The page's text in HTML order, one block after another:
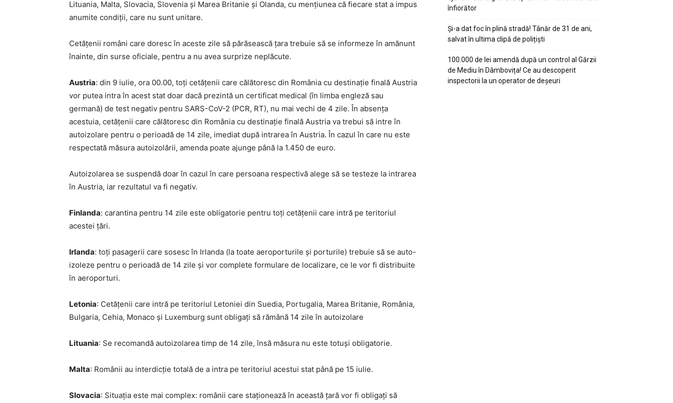
Lituania, Malta, Slovacia, Slovenia și Marea Britanie și Olanda, cu mențiunea că fiecare stat a impus
anumite condiții, care nu sunt unitare.
Cetățenii români care doresc în aceste zile să părăsească țara trebuie să se informeze în amănunt
înainte, din surse oficiale, pentru a nu avea surprize neplăcute.
Austria: din 9 iulie, ora 00.00, toți cetățenii care călătoresc din România cu destinație finală Austria
vor putea intra în acest stat doar dacă prezintă un certificat medical (în limba engleză sau
germană) de test negativ pentru SARS-CoV-2 (PCR, RT), nu mai vechi de 4 zile. În absența
acestuia, cetățenii care călătoresc din România cu destinație finală Austria va trebui să intre în
autoizolare pentru o perioadă de 14 zile, imediat după intrarea în Austria. În cazul în care nu este
respectată măsura autoizolării, amenda poate ajunge până la 1.450 de euro.
Autoizolarea se suspendă doar în cazul în care persoana respectivă alege să se testeze la intrarea
în Austria, iar rezultatul va fi negativ.
Finlanda: carantina pentru 14 zile este obligatorie pentru toți cetățenii care intră pe teritoriul
acestei țări.
Irlanda: toți pasagerii care sosesc în Irlanda (la toate aeroporturile și porturile) trebuie să se auto-
izoleze pentru o perioadă de 14 zile și vor complete formulare de localizare, ce le vor fi distribuite
în aeroporturi.
Letonia: Cetățenii care intră pe teritoriul Letoniei din Suedia, Portugalia, Marea Britanie, România,
Bulgaria, Cehia, Monaco și Luxemburg sunt obligați să rămână 14 zile în autoizolare
Lituania: Se recomandă autoizolarea timp de 14 zile, însă măsura nu este totuși obligatorie.
Malta: Românii au interdicție totală de a intra pe teritoriul acestui stat până pe 15 iulie.
Slovacia: Situația este mai complex: românii care staționează în această țară vor fi obligați să
înfiorător
Și-a dat foc în plină stradă! Tânăr de 31 de ani,
salvat în ultima clipă de polițiști
100.000 de lei amendă după un control al Gărzii
de Mediu în Dâmbovița! Ce au descoperit
inspectorii la un operator de deșeuri